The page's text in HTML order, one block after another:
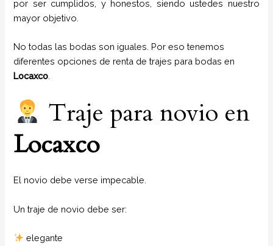
por ser cumplidos, y honestos, siendo ustedes nuestro
mayor objetivo.
No todas las bodas son iguales. Por eso tenemos
diferentes opciones de renta de trajes para bodas en
Locaxco
Traje para novio en
Locaxco
El novio debe verse impecable.
Un traje de novio debe ser:
elegante